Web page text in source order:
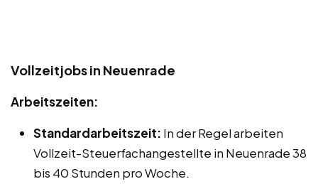
Vollzeitjobs in Neuenrade
Arbeitszeiten:
Standardarbeitszeit: In der Regel arbeiten
Vollzeit-Steuerfachangestellte in Neuenrade 38
bis 40 Stunden pro Woche.